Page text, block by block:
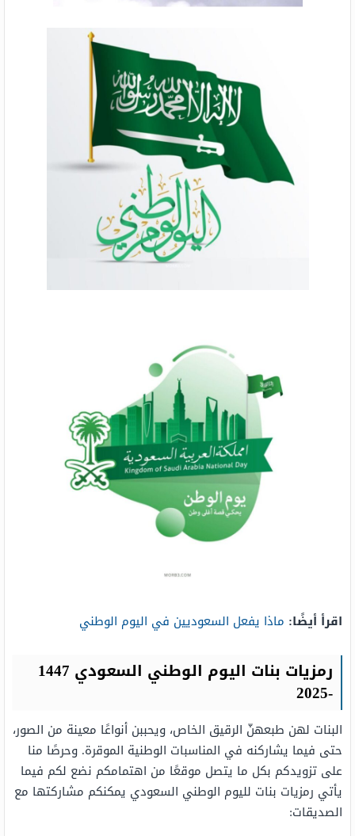
اقرأ أيضًا: ماذا يفعل السعوديين في اليوم الوطني
رمزيات بنات اليوم الوطني السعودي 1447
-2025
البنات لهن طبعهنّ الرقيق الخاص، ويحببن أنواعًا معينة من الصور،
حتى فيما يشاركنه في المناسبات الوطنية الموقرة. وحرصًا منا
على تزويدكم بكل ما يتصل موقعًا من اهتمامكم نضع لكم فيما
يأتي رمزيات بنات لليوم الوطني السعودي يمكنكم مشاركتها مع
الصديقات: